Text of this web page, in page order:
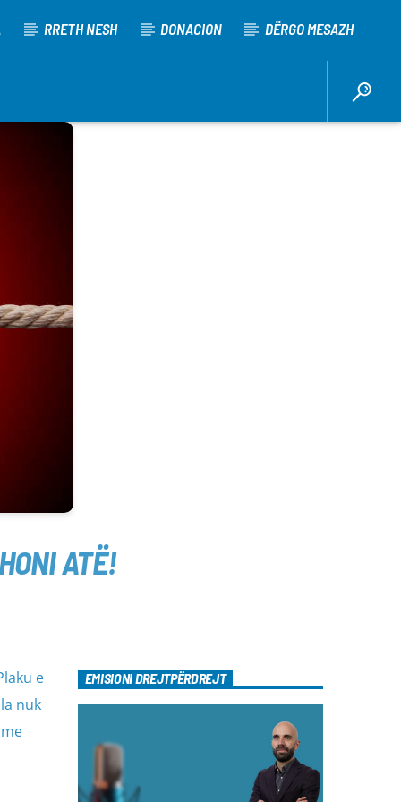
RRETH NESH DONACION DËRGO MESAZH
ATË!
e
nuk
EMISIONI DREJTPËRDREJT